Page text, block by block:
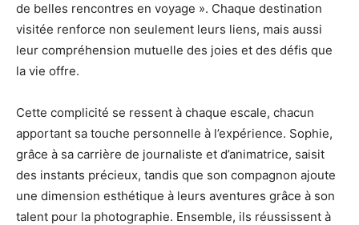
de belles rencontres en voyage ». Chaque destination
visitée renforce non seulement leurs liens, mais aussi
leur compréhension mutuelle des joies et des défis que
la vie offre.
Cette complicité se ressent à chaque escale, chacun
apportant sa touche personnelle à l’expérience. Sophie,
grâce à sa carrière de journaliste et d’animatrice, saisit
des instants précieux, tandis que son compagnon ajoute
une dimension esthétique à leurs aventures grâce à son
talent pour la photographie. Ensemble, ils réussissent à